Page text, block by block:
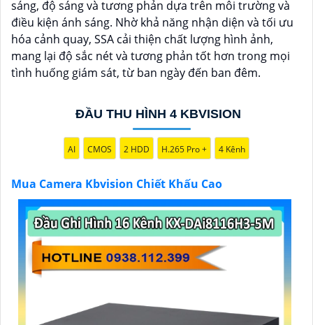
🛃1:"Chào anh/chị! Bạn đang tìm kiếm Camera
Kbvision với chiết khấu hấp dẫn? Hãy đến với chúng
tôi để nhận ưu đãi đặc biệt và được tư vấn về giải
pháp chính xác nhất cho nhu cầu an ninh của bạn!"
️🏅️2: "Bạn muốn mua Camera Kbvision với giá ưu đãi
được hỗ trợ tốt nhất từ đội ngũ chuyên gia có kinh
"Chúng tôi cam kết cung cấp Camera Kbvision
chính hãng với chiết khấu cao nhất trên thị trường.
và nhận được sự tư vấn chuyên nghiệp về giải pháp an
ninh cần thiết!"
Hy vọng những câu giới thiệu trên sẽ giúp bạn thành
công trong việc tiếp cận khách hàng và tăng cơ hội
bán hàng của bạn. Nếu có bất kỳ yêu cầu hay câu hỏi
nào khác, bạn có thể chia sẻ để tôi hỗ trợ bạn tốt hơn!
sáng, độ sáng và tương phản dựa trên môi trường và
điều kiện ánh sáng. Nhờ khả năng nhận diện và tối ưu
hóa cảnh quay, SSA cải thiện chất lượng hình ảnh,
mang lại độ sắc nét và tương phản tốt hơn trong mọi
tình huống giám sát, từ ban ngày đến ban đêm.
ĐẦU THU HÌNH 4 KBVISION
AI CMOS 2 HDD H.265 Pro + 4 Kênh
Mua Camera Kbvision Chiết Khấu Cao